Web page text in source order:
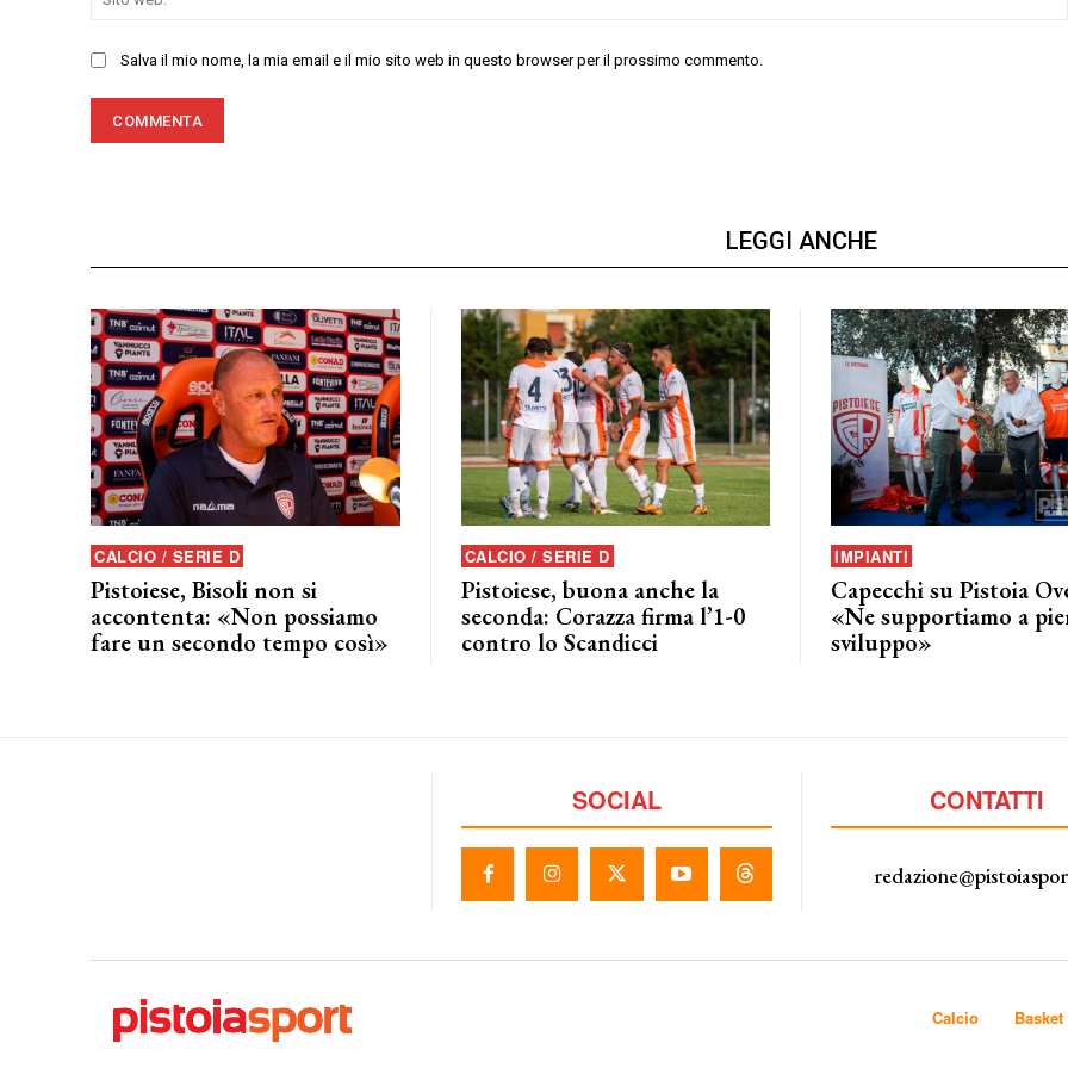
Salva il mio nome, la mia email e il mio sito web in questo browser per il prossimo commento.
LEGGI ANCHE
CALCIO / SERIE D
Pistoiese, Bisoli non si
accontenta: «Non possiamo
fare un secondo tempo così»
CALCIO / SERIE D
Pistoiese, buona anche la
seconda: Corazza firma l’1-0
contro lo Scandicci
IMPIANTI
Capecchi su Pistoia
«Ne supportiamo a
sviluppo»
SOCIAL CONTATTI
Calcio Basket